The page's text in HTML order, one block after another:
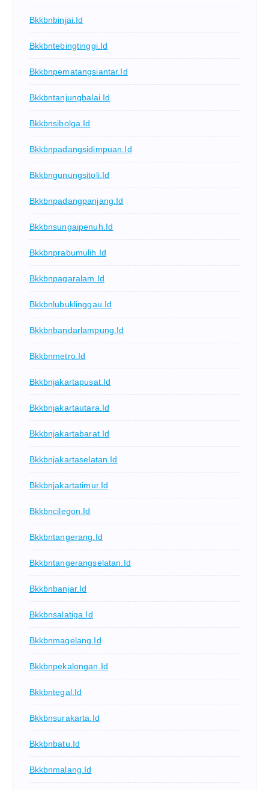
Bkkbnbinjai.id
Bkkbntebingtinggi.id
Bkkbnpematangsiantar.id
Bkkbntanjungbalai.id
Bkkbnsibolga.id
Bkkbnpadangsidimpuan.id
Bkkbngunungsitoli.id
Bkkbnpadangpanjang.id
Bkkbnsungaipenuh.id
Bkkbnprabumulih.id
Bkkbnpagaralam.id
Bkkbnlubuklinggau.id
Bkkbnbandarlampung.id
Bkkbnmetro.id
Bkkbnjakartapusat.id
Bkkbnjakartautara.id
Bkkbnjakartabarat.id
Bkkbnjakartaselatan.id
Bkkbnjakartatimur.id
Bkkbncilegon.id
Bkkbntangerang.id
Bkkbntangerangselatan.id
Bkkbnbanjar.id
Bkkbnsalatiga.id
Bkkbnmagelang.id
Bkkbnpekalongan.id
Bkkbntegal.id
Bkkbnsurakarta.id
Bkkbnbatu.id
Bkkbnmalang.id